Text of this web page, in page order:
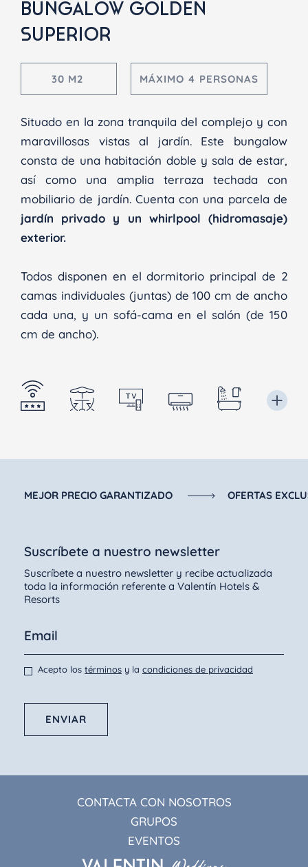
BUNGALOW GOLDEN
SUPERIOR
30 M2 MÁXIMO 4 PERSONAS
Situado en la zona tranquila del complejo y con
maravillosas vistas al jardín. Este bungalow
consta de una habitación doble y sala de estar,
así como una amplia terraza techada con
mobiliario de jardín. Cuenta con una parcela de
jardín privado y un whirlpool (hidromasaje)
exterior.
Todos disponen en el dormitorio principal de 2
camas individuales (juntas) de 100 cm de ancho
cada una, y un sofá-cama en el salón (de 150
cm de ancho).
MEJOR PRECIO GARANTIZADO OFERTAS
Suscríbete a nuestro newsletter
Suscríbete a nuestro newsletter y recibe actualizada
toda la información referente a Valentín Hotels &
Resorts
Acepto los términos y la condiciones de privacidad
ENVIAR
CONTACTA CON NOSOTROS
GRUPOS
EVENTOS